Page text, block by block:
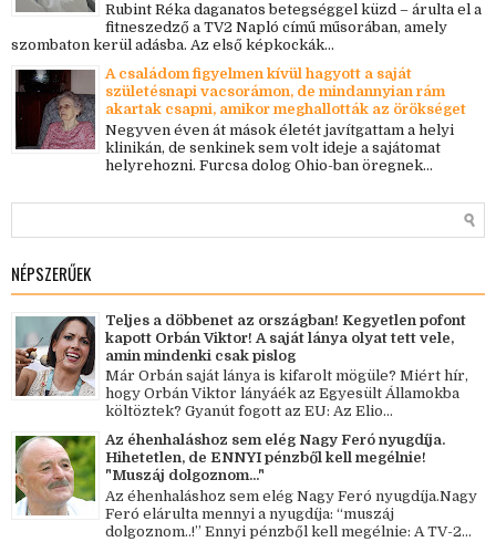
Rubint Réka daganatos betegséggel küzd – árulta el a
fitneszedző a TV2 Napló című műsorában, amely
szombaton kerül adásba. Az első képkockák...
A családom figyelmen kívül hagyott a saját
születésnapi vacsorámon, de mindannyian rám
akartak csapni, amikor meghallották az örökséget
Negyven éven át mások életét javítgattam a helyi
klinikán, de senkinek sem volt ideje a sajátomat
helyrehozni. Furcsa dolog Ohio-ban öregnek...
NÉPSZERŰEK
Teljes a döbbenet az országban! Kegyetlen pofont
kapott Orbán Viktor! A saját lánya olyat tett vele,
amin mindenki csak pislog
Már Orbán saját lánya is kifarolt mögüle? Miért hír,
hogy Orbán Viktor lányáék az Egyesült Államokba
költöztek? Gyanút fogott az EU: Az Elio...
Az éhenhaláshoz sem elég Nagy Feró nyugdíja.
Hihetetlen, de ENNYI pénzből kell megélnie!
"Muszáj dolgoznom..."
Az éhenhaláshoz sem elég Nagy Feró nyugdíja.Nagy
Feró elárulta mennyi a nyugdíja: “muszáj
dolgoznom..!” Ennyi pénzből kell megélnie: A TV-2...